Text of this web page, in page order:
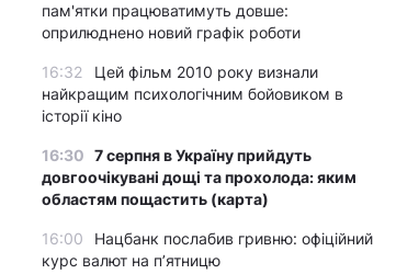
пам'ятки працюватимуть довше:
оприлюднено новий графік роботи
16:32
Цей фільм 2010 року визнали
найкращим психологічним бойовиком в
історії кіно
16:30 7 серпня в Україну прийдуть
довгоочікувані дощі та прохолода: яким
областям пощастить (карта)
16:00
Нацбанк послабив гривню: офіційний
курс валют на п’ятницю